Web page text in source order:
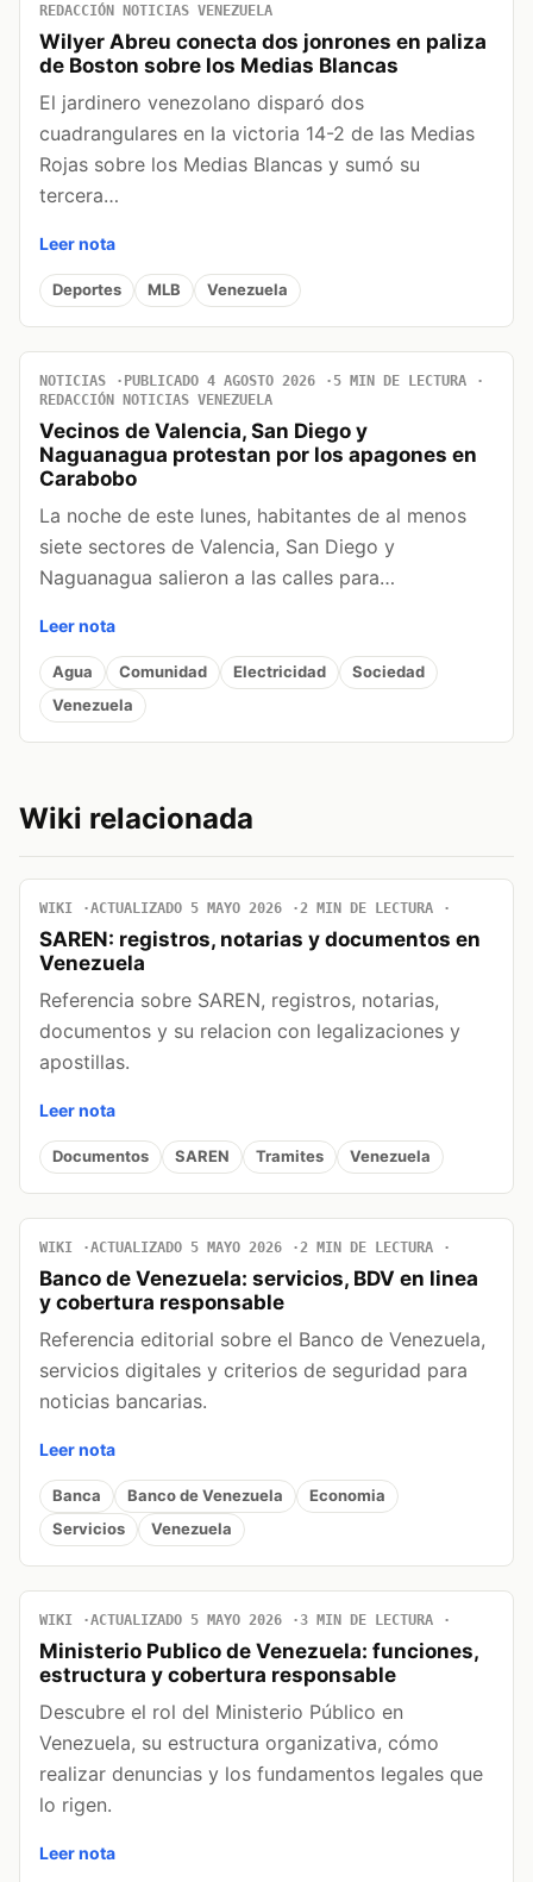
REDACCIÓN NOTICIAS VENEZUELA
Wilyer Abreu conecta dos jonrones en paliza
de Boston sobre los Medias Blancas
El jardinero venezolano disparó dos
cuadrangulares en la victoria 14-2 de las Medias
Rojas sobre los Medias Blancas y sumó su
tercera…
Leer nota
Deportes MLB Venezuela
NOTICIAS PUBLICADO 4 AGOSTO 2026
5 MIN DE LECTURA
REDACCIÓN NOTICIAS VENEZUELA
Vecinos de Valencia, San Diego y
Naguanagua protestan por los apagones en
Carabobo
La noche de este lunes, habitantes de al menos
siete sectores de Valencia, San Diego y
Naguanagua salieron a las calles para…
Leer nota
Agua Comunidad Electricidad
Sociedad
Venezuela
Wiki relacionada
WIKI ACTUALIZADO 5 MAYO 2026 2 MIN DE LECTURA
SAREN: registros, notarias y documentos en
Venezuela
Referencia sobre SAREN, registros, notarias,
documentos y su relacion con legalizaciones y
apostillas.
Leer nota
Documentos SAREN Tramites Venezuela
WIKI ACTUALIZADO 5 MAYO 2026 2 MIN DE LECTURA
Banco de Venezuela: servicios, BDV en linea
y cobertura responsable
Referencia editorial sobre el Banco de Venezuela,
servicios digitales y criterios de seguridad para
noticias bancarias.
Leer nota
Banca Banco de Venezuela
Economia
Servicios
Venezuela
WIKI ACTUALIZADO 5 MAYO 2026 3 MIN DE LECTURA
Ministerio Publico de Venezuela: funciones,
estructura y cobertura responsable
Descubre el rol del Ministerio Público en
Venezuela, su estructura organizativa, cómo
realizar denuncias y los fundamentos legales que
lo rigen.
Leer nota